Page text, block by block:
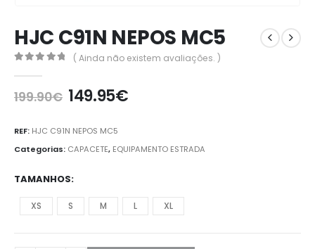
HJC C91N NEPOS MC5
( Ainda não existem avaliações. )
199.90€ 149.95€
REF: HJC C91N NEPOS MC5
Categorias: CAPACETE, EQUIPAMENTO ESTRADA
TAMANHOS
XS S M L XL